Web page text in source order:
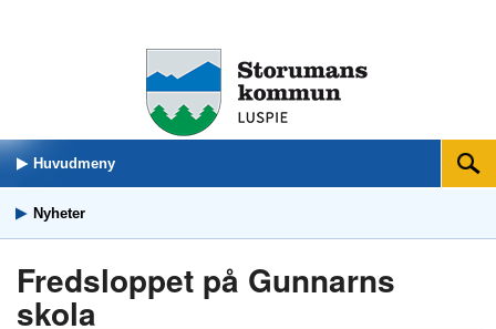
Huvudmeny Sök
Nyheter
Fredsloppet på Gunnarns
skola